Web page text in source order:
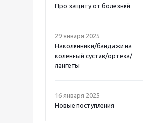
Про защиту от болезней
29 января 2025
Наколенники/бандажи на
коленный сустав/ортеза/
лангеты
16 января 2025
Новые поступления